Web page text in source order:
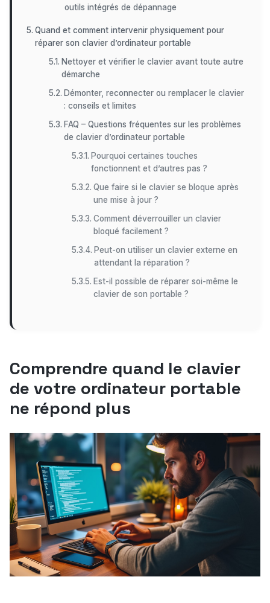
outils intégrés de dépannage
Quand et comment intervenir physiquement pour
réparer son clavier d’ordinateur portable
Nettoyer et vérifier le clavier avant toute autre
démarche
Démonter, reconnecter ou remplacer le clavier
: conseils et limites
FAQ – Questions fréquentes sur les problèmes
de clavier d’ordinateur portable
Pourquoi certaines touches
fonctionnent et d’autres pas ?
Que faire si le clavier se bloque après
une mise à jour ?
Comment déverrouiller un clavier
bloqué facilement ?
Peut-on utiliser un clavier externe en
attendant la réparation ?
Est-il possible de réparer soi-même le
clavier de son portable ?
Comprendre quand le clavier
de votre ordinateur portable
ne répond plus